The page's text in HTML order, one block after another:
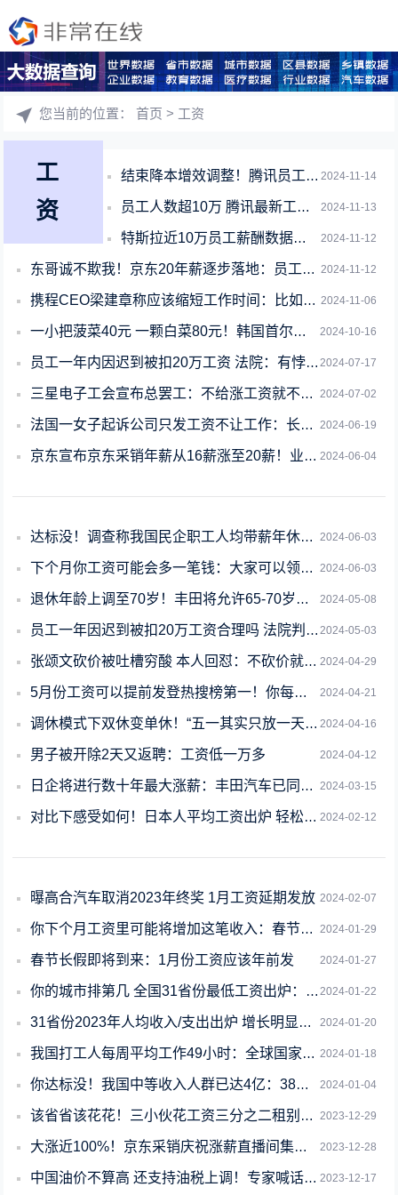
您当前的位置：首页 > 工资
工
资
2024-11-14
结束降本增效调整！腾讯员工总数逼近11万
2024-11-13
员工人数超10万 腾讯最新工资公布：人均年薪超108万
2024-11-12
特斯拉近10万员工薪酬数据首度曝光：马斯克只用一招 低工资也能留住人才
2024-11-12
东哥诚不欺我！京东20年薪逐步落地：员工已证实 2025届校招生也享受
2024-11-06
携程CEO梁建章称应该缩短工作时间：比如一周四天制 可能提高生育率
2024-10-16
一小把菠菜40元 一颗白菜80元！韩国首尔拌饭涨价至平均57元
2024-07-17
员工一年内因迟到被扣20万工资 法院：有悖法律规定、也不符情理
2024-07-02
三星电子工会宣布总罢工：不给涨工资就不上班 还要增加带薪年假
2024-06-19
法国一女子起诉公司只发工资不让工作：长达20年致自己抑郁
2024-06-04
京东宣布京东采销年薪从16薪涨至20薪！业绩激励上不封顶
2024-06-03
达标没！调查称我国民企职工人均带薪年休假不足4天 专家称应建立惩罚机制
2024-06-03
下个月你工资可能会多一笔钱：大家可以领防暑降温费
2024-05-08
退休年龄上调至70岁！丰田将允许65-70岁的员工继续工作
2024-05-03
员工一年因迟到被扣20万工资合理吗 法院判了
2024-04-29
张颂文砍价被吐槽穷酸 本人回怼：不砍价就会很帅吗
2024-04-21
5月份工资可以提前发登热搜榜第一！你每个月几号发工资
2024-04-16
调休模式下双休变单休！“五一其实只放一天”引热议：中国假期真的少吗
2024-04-12
男子被开除2天又返聘：工资低一万多
2024-03-15
日企将进行数十年最大涨薪：丰田汽车已同意工会要求
2024-02-12
对比下感受如何！日本人平均工资出炉 轻松超2万元：半导体、汽车领域薪资最高
2024-02-07
曝高合汽车取消2023年终奖 1月工资延期发放
2024-01-29
你下个月工资里可能将增加这笔收入：春节加班费别忘了
2024-01-27
春节长假即将到来：1月份工资应该年前发
2024-01-22
你的城市排第几 全国31省份最低工资出炉：上海2690元居首
2024-01-20
31省份2023年人均收入/支出出炉 增长明显：手机均价提高、国产车贵不奇怪
2024-01-18
我国打工人每周平均工作49小时：全球国家工时对比 欧洲干最少
2024-01-04
你达标没！我国中等收入人群已达4亿：38个核心城市企业平均薪酬超1万元
2023-12-29
该省省该花花！三小伙花工资三分之二租别墅住引争议：对生活高品质追求
2023-12-28
大涨近100%！京东采销庆祝涨薪直播间集体打折
2023-12-17
中国油价不算高 还支持油税上调！专家喊话拿着高工资说这话像耍流氓